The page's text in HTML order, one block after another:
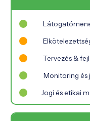
Tervezés &
Monitoring és
Jogi és etikai